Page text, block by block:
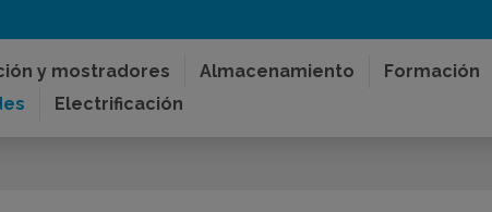
y mostradores Almacenamiento
Formación
Electrificación